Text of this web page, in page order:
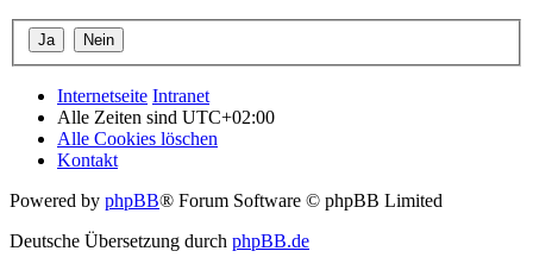
Internetseite Intranet
Alle Zeiten sind UTC+02:00
Alle Cookies löschen
Kontakt
Powered by phpBB® Forum Software © phpBB Limited
Deutsche Übersetzung durch phpBB.de